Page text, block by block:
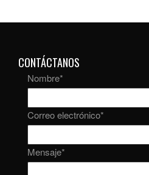
CONTÁCTANOS
Nombre*
Correo electrónico*
Mensaje*